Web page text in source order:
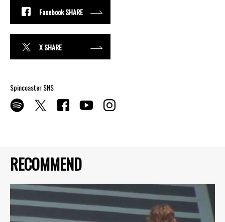
RECOMMEND
Facebook SHARE
X SHARE
Spincoaster SNS